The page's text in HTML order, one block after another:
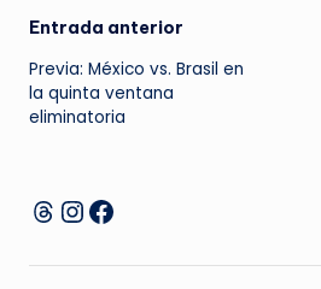
Navegación
de
entradas
Entrada anterior
Previa: México vs. Brasil en
la quinta ventana
eliminatoria
Threads
Instagram
Facebook